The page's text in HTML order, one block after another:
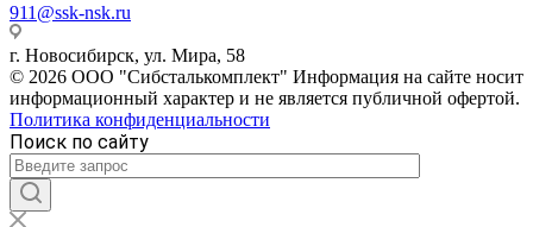
911@ssk-nsk.ru
г. Новосибирск, ул. Мира, 58
© 2026 ООО "Сибсталькомплект" Информация на сайте носит
информационный характер и не является публичной офертой.
Политика конфиденциальности
Поиск по сайту